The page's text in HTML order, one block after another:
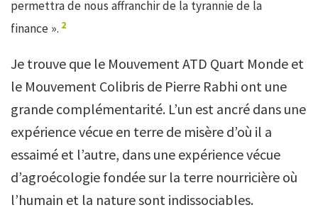
permettra de nous affranchir de la tyrannie de la
finance ». 2
Je trouve que le Mouvement ATD Quart Monde et
le Mouvement Colibris de Pierre Rabhi ont une
grande complémentarité. L’un est ancré dans une
expérience vécue en terre de misère d’où il a
essaimé et l’autre, dans une expérience vécue
d’agroécologie fondée sur la terre nourricière où
l’humain et la nature sont indissociables.